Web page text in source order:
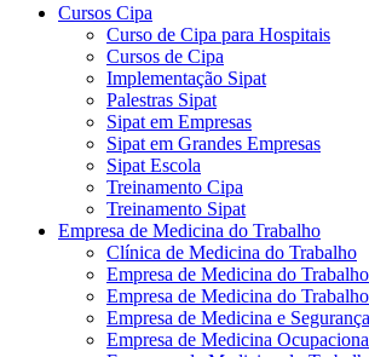
Cursos Cipa
Curso de Cipa para Hospitais
Cursos de Cipa
Implementação Sipat
Palestras Sipat
Sipat em Empresas
Sipat em Grandes Empresas
Sipat Escola
Treinamento Cipa
Treinamento Sipat
Empresa de Medicina do Trabalho
Clínica de Medicina do Trabalho
Empresa de Medicina do
Empresa de Medicina do
Empresa de Medicina e
Empresa de Medicina